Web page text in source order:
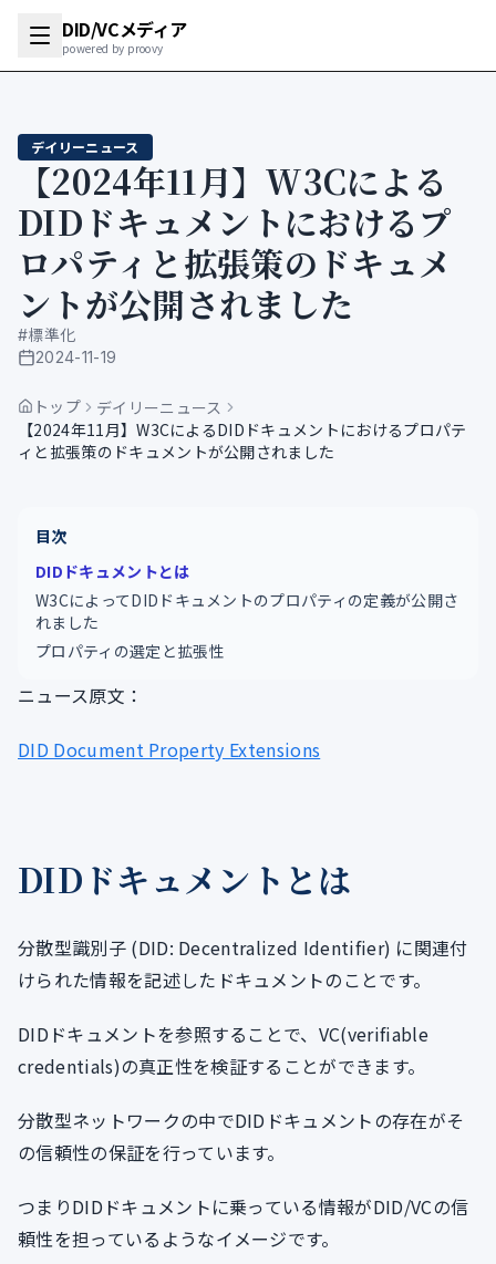
DID/VCメディア
powered by proovy
デイリーニュース
【2024年11月】W3Cによる
DIDドキュメントにおけるプ
ロパティと拡張策のドキュメ
ントが公開されました
#標準化
公開日
2024-11-19
トップ
デイリーニュース
【2024年11月】W3CによるDIDドキュメントにおけるプロパテ
ィと拡張策のドキュメントが公開されました
目次
DIDドキュメントとは
W3CによってDIDドキュメントのプロパティの定義が公開さ
れました
プロパティの選定と拡張性
ニュース原文：
DID Document Property Extensions
DIDドキュメントとは
分散型識別子 (DID: Decentralized Identifier) に関連付
けられた情報を記述したドキュメントのことです。
DIDドキュメントを参照することで、VC(verifiable
credentials)の真正性を検証することができます。
分散型ネットワークの中でDIDドキュメントの存在がそ
の信頼性の保証を行っています。
つまりDIDドキュメントに乗っている情報がDID/VCの信
頼性を担っているようなイメージです。